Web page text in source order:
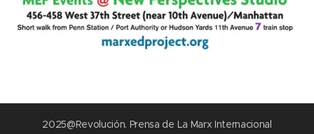
2025@Revolución. Prensa de La Marx Internacional